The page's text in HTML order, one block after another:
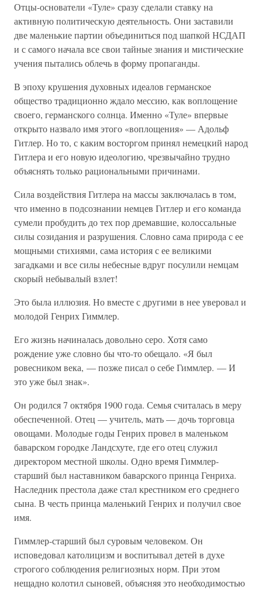
Отцы-основатели «Туле» сразу сделали ставку на
активную политическую деятельность. Они заставили
две маленькие партии объединиться под шапкой НСДАП
и с самого начала все свои тайные знания и мистические
учения пытались облечь в форму пропаганды.
В эпоху крушения духовных идеалов германское
общество традиционно ждало мессию, как воплощение
своего, германского солнца. Именно «Туле» впервые
открыто назвало имя этого «воплощения» — Адольф
Гитлер. Но то, с каким восторгом принял немецкий народ
Гитлера и его новую идеологию, чрезвычайно трудно
объяснять только рациональными причинами.
Сила воздействия Гитлера на массы заключалась в том,
что именно в подсознании немцев Гитлер и его команда
сумели пробудить до тех пор дремавшие, колоссальные
силы созидания и разрушения. Словно сама природа с ее
мощными стихиями, сама история с ее великими
загадками и все силы небесные вдруг посулили немцам
скорый небывалый взлет!
Это была иллюзия. Но вместе с другими в нее уверовал и
молодой Генрих Гиммлер.
Его жизнь начиналась довольно серо. Хотя само
рождение уже словно бы что-то обещало. «Я был
ровесником века, — позже писал о себе Гиммлер. — И
это уже был знак».
Он родился 7 октября 1900 года. Семья считалась в меру
обеспеченной. Отец — учитель, мать — дочь торговца
овощами. Молодые годы Генрих провел в маленьком
баварском городке Ландсхуте, где его отец служил
директором местной школы. Одно время Гиммлер-
старший был наставником баварского принца Генриха.
Наследник престола даже стал крестником его среднего
сына. В честь принца маленький Генрих и получил свое
имя.
Гиммлер-старший был суровым человеком. Он
исповедовал католицизм и воспитывал детей в духе
строгого соблюдения религиозных норм. При этом
нещадно колотил сыновей, объясняя это необходимостью